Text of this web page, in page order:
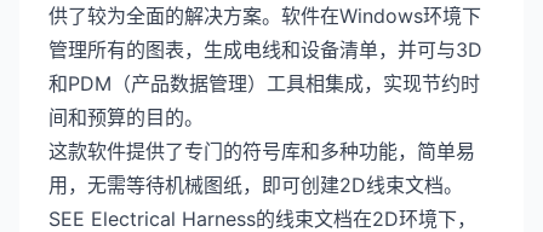
供了较为全面的解决方案。软件在Windows环境下
管理所有的图表，生成电线和设备清单，并可与3D
和PDM（产品数据管理）工具相集成，实现节约时
间和预算的目的。
这款软件提供了专门的符号库和多种功能，简单易
用，无需等待机械图纸，即可创建2D线束文档。
SEE Electrical Harness的线束文档在2D环境下，